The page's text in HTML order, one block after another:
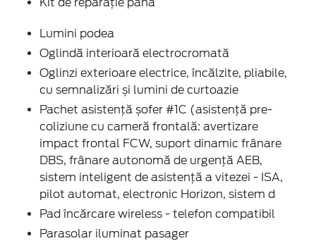
Lumini podea
Oglindă interioară electrocromată
Oglinzi exterioare electrice, încălzite, pliabile,
cu semnalizări și lumini de curtoazie
Pachet asistență șofer #1C (asistență pre-
coliziune cu cameră frontală: avertizare
impact frontal FCW, suport dinamic frânare
DBS, frânare autonomă de urgență AEB,
sistem inteligent de asistență a vitezei - ISA,
pilot automat, electronic Horizon, sistem d
Pad încărcare wireless - telefon compatibil
Parasolar iluminat pasager